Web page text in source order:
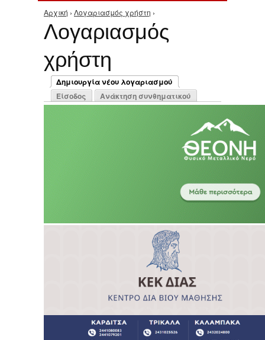
Είστε εδώ
Αρχική › Λογαριασμός χρήστη ›
Λογαριασμός
χρήστη
Πρωτεύουσες καρτέλες
Δημιουργία νέου λογαριασμού
(ενεργή καρτέλα)
Είσοδος Ανάκτηση συνθηματικού